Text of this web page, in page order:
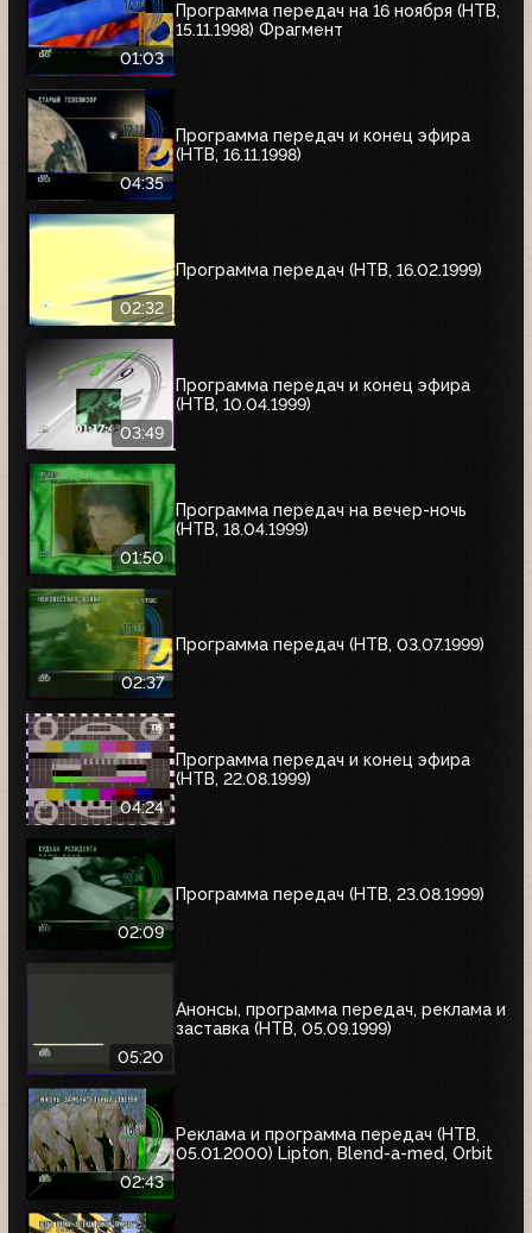
01:03
Программа передач на 16 ноября (НТВ,
15.11.1998) Фрагмент
04:35
Программа передач и конец эфира
(НТВ, 16.11.1998)
02:32
Программа передач (НТВ, 16.02.1999)
03:49
Программа передач и конец эфира
(НТВ, 10.04.1999)
01:50
Программа передач на вечер-ночь
(НТВ, 18.04.1999)
02:37
Программа передач (НТВ, 03.07.1999)
04:24
Программа передач и конец эфира
(НТВ, 22.08.1999)
02:09
Программа передач (НТВ, 23.08.1999)
05:20
Анонсы, программа передач, реклама и
заставка (НТВ, 05.09.1999)
02:43
Реклама и программа передач (НТВ,
05.01.2000) Lipton, Blend-a-med, Orbit